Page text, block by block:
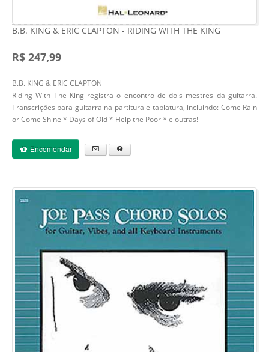
B.B. KING & ERIC CLAPTON - RIDING WITH THE KING
R$ 247,99
B.B. KING & ERIC CLAPTON
Riding With The King registra o encontro de dois mestres da guitarra.
Transcrições para guitarra na partitura e tablatura, incluindo: Come Rain
or Come Shine * Days of Old * Help the Poor * e outras!
Encomendar